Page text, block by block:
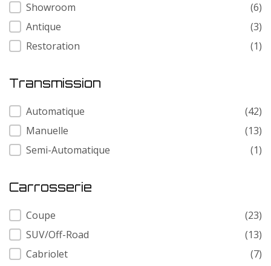
Showroom
(6)
Antique
(3)
Restoration
(1)
Transmission
Transmission
Automatique
(42)
Manuelle
(13)
Semi-Automatique
(1)
Carrosserie
Carrosserie
Coupe
(23)
SUV/Off-Road
(13)
Cabriolet
(7)